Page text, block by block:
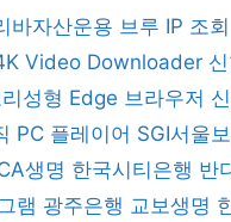
바자산운용 브루 IP 조회
Video Downloader
성형 Edge 브라우저
PC 플레이어 SGI서울
생명 한국시티은행 반
램 광주은행 교보생명